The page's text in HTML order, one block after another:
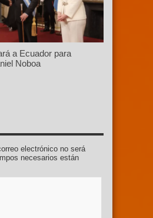
a Ecuador para
Noboa
electrónico no será
necesarios están